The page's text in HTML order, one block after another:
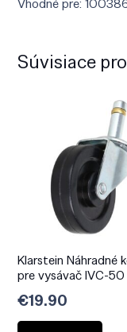
Súvisiace
Klarstein Náhradné
pre vysávač IVC-50
€19.90